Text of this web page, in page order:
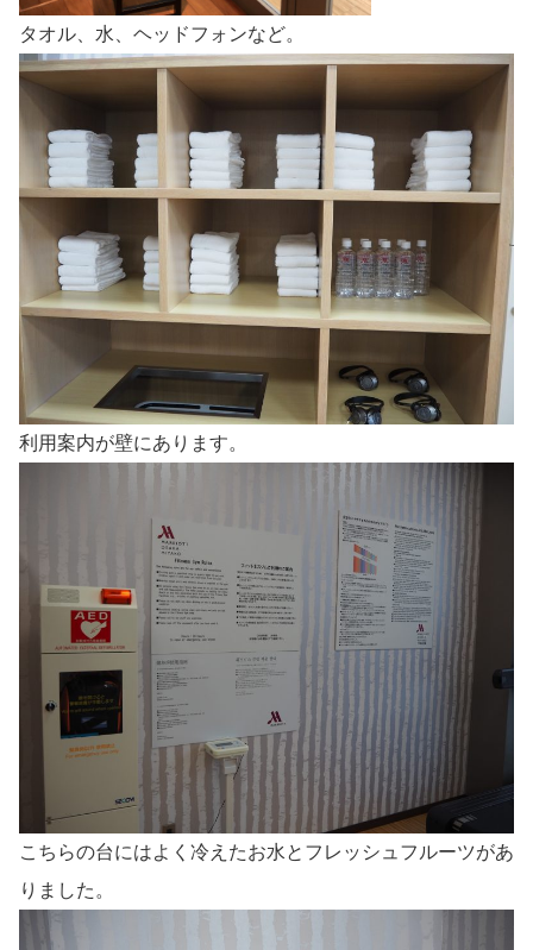
タオル、水、ヘッドフォンなど。
利用案内が壁にあります。
こちらの台にはよく冷えたお水とフレッシュフルーツがあ
りました。